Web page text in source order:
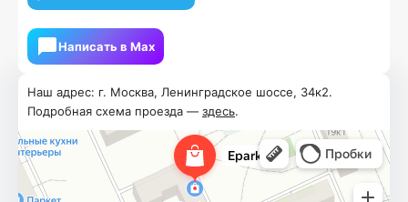
Наш адрес: г. Москва, Ленинградское шоссе, 34к2.
Подробная схема проезда — здесь.
Написать в Мах